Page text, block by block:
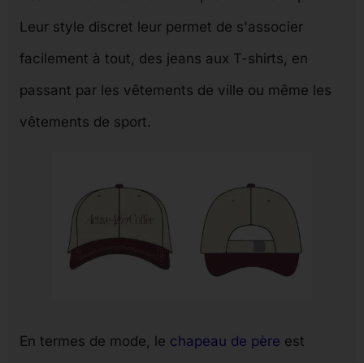
Leur style discret leur permet de s'associer
facilement à tout, des jeans aux T-shirts, en
passant par les vêtements de ville ou même les
vêtements de sport.
En termes de mode, le chapeau de père est